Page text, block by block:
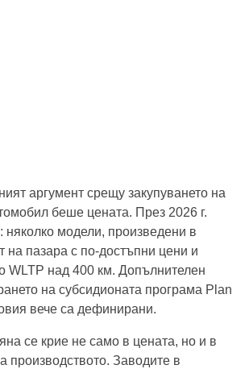
аргумент срещу закупуването на
беше цената. През 2026 г.
няколко модели, произведени в
на пазара с по-достъпни цени и
WLTP над 400 км. Допълнителен
на субсидионата програма Plan
вече са дефинирани.
се крие не само в цената, но и в
производството. Заводите в